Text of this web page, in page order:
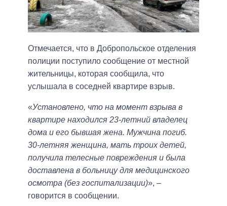
Отмечается, что в Добропольское отделения
полиции поступило сообщение от местной
жительницы, которая сообщила, что
услышала в соседней квартире взрыв.
«Установлено, что на момент взрыва в
квартире находился 23-летний владелец
дома и его бывшая жена. Мужчина погиб.
30-летняя женщина, мать троих детей,
получила телесные повреждения и была
доставлена ​​в больницу для медицинского
осмотра (без госпитализации)», –
говорится в сообщении.